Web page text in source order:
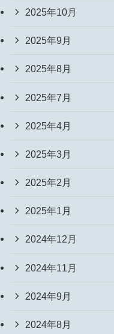
2025年10月
2025年9月
2025年8月
2025年7月
2025年4月
2025年3月
2025年2月
2025年1月
2024年12月
2024年11月
2024年9月
2024年8月